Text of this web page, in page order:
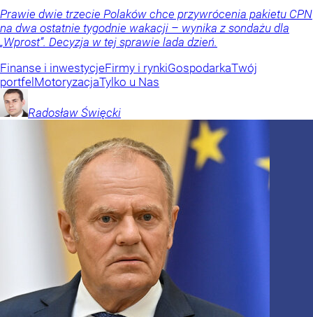
Prawie dwie trzecie Polaków chce przywrócenia pakietu CPN
na dwa ostatnie tygodnie wakacji – wynika z sondażu dla
„Wprost”. Decyzja w tej sprawie lada dzień.
Finanse i inwestycjeFirmy i rynkiGospodarkaTwój
portfel MotoryzacjaTylko u Nas
Radosław Święcki